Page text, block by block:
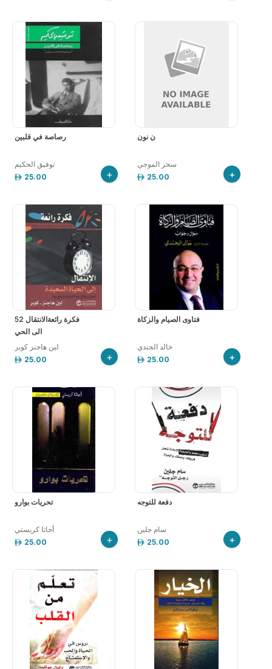
رصاصة في قلبين
توفيق الحكيم
25.00
+
ن نون
سحر الموجي
25.00
+
52 فكرة رائعةالانتقال
الى الحي
لين هاجنز كوبر
25.00
+
فتاوى الصيام والزكاة
خالد الجندي
25.00
+
تحريات بوارو
25.00
+
دفعة للتوجه
سام جلين
25.00
+